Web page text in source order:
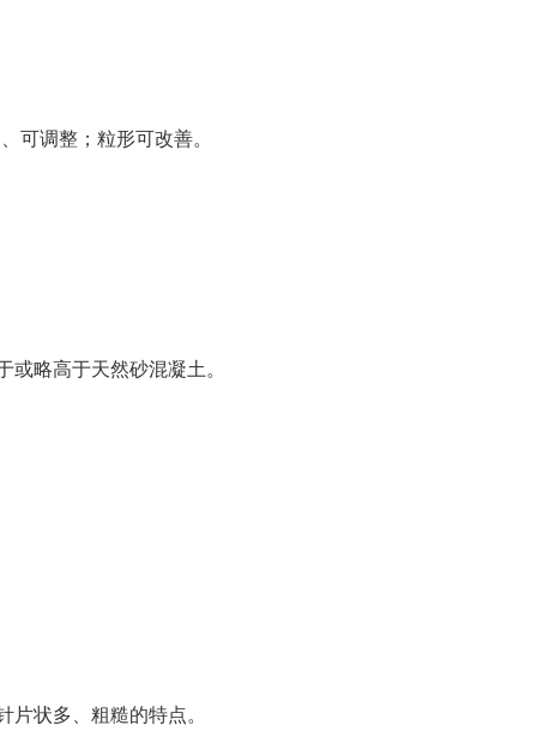
可调整；粒形可改善。
略高于天然砂混凝土。
状多、粗糙的特点。